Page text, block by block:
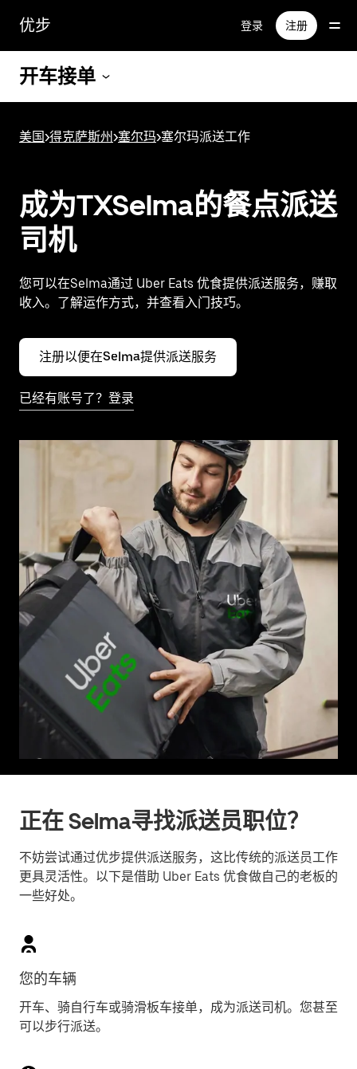
容
优步 登录 注册
开车接单
美国>得克萨斯州>塞尔玛>塞尔玛派送工作
成为TXSelma的餐点派送
司机
您可以在Selma通过 Uber Eats 优食提供派送服务，赚取
收入。了解运作方式，并查看入门技巧。
注册以便在Selma提供派送服务
已经有账号了？登录
正在 Selma寻找派送员职位？
不妨尝试通过优步提供派送服务，这比传统的派送员工作
更具灵活性。以下是借助 Uber Eats 优食做自己的老板的
一些好处。
您的车辆
开车、骑自行车或骑滑板车接单，成为派送司机。您甚至
可以步行派送。